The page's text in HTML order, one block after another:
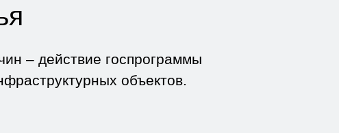
– действие госпрограммы
объектов.